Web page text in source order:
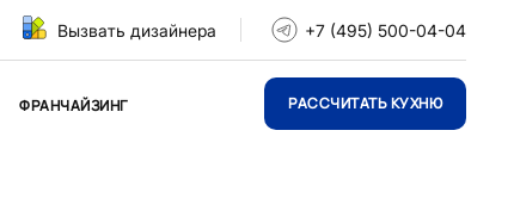
Вызвать дизайнера +7 (495) 500-04-04
ФРАНЧАЙЗИНГ РАССЧИТАТЬ КУХНЮ